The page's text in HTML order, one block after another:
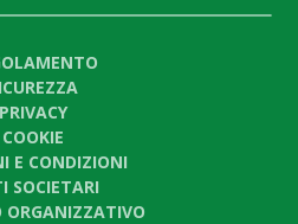
PRIVACY
COOKIE
E CONDIZIONI
SOCIETARI
ORGANIZZATIVO